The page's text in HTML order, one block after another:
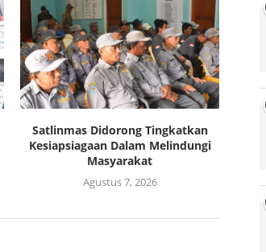
Satlinmas Didorong Tingkatkan
Kesiapsiagaan Dalam Melindungi
Masyarakat
Agustus 7, 2026